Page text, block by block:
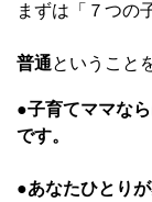
まずは 「７つの
普通と いうこと
●子育てママな
です。
●あなたひとり